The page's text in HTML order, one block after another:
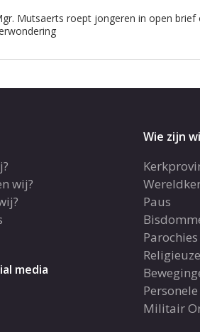
Mutsaerts roept jongeren in open
wij?
media
Wie zijn
Paus
Parochies
Militair